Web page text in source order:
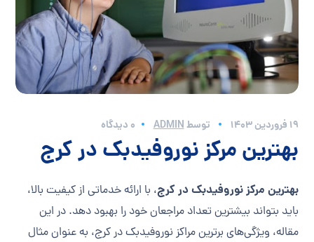
19 فروردین 1403 توسطADMIN 0 دیدگاه
بهترین مرکز نوروفیدبک در کرج
بهترین مرکز نوروفیدبک در کرج، با ارائه خدماتی از کیفیت بالا،
باید بتواند بیشترین تعداد مراجعان خود را بهبود دهد. در این
مقاله، ویژگی‌های برترین مراکز نوروفیدبک در کرج، به عنوان مثال